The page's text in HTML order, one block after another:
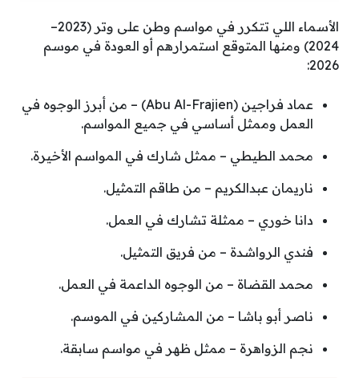
الأسماء اللي تتكرر في مواسم وطن على وتر (2023–
2024) ومنها المتوقع استمرارهم أو العودة في موسم
2026:
عماد فراجين (Abu Al-Frajien) – من أبرز الوجوه في
العمل وممثل أساسي في جميع المواسم.
محمد الطيطي – ممثل شارك في المواسم الأخيرة.
ناريمان عبدالكريم – من طاقم التمثيل.
دانا خوري – ممثلة تشارك في العمل.
فندي الرواشدة – من فريق التمثيل.
محمد القضاة – من الوجوه الداعمة في العمل.
ناصر أبو باشا – من المشاركين في الموسم.
نجم الزواهرة – ممثل ظهر في مواسم سابقة.